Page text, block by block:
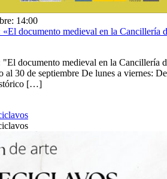
14:00
documento medieval en la Cancillería
documento medieval en la Cancillería
30 de septiembre De lunes a viernes: De
[…]